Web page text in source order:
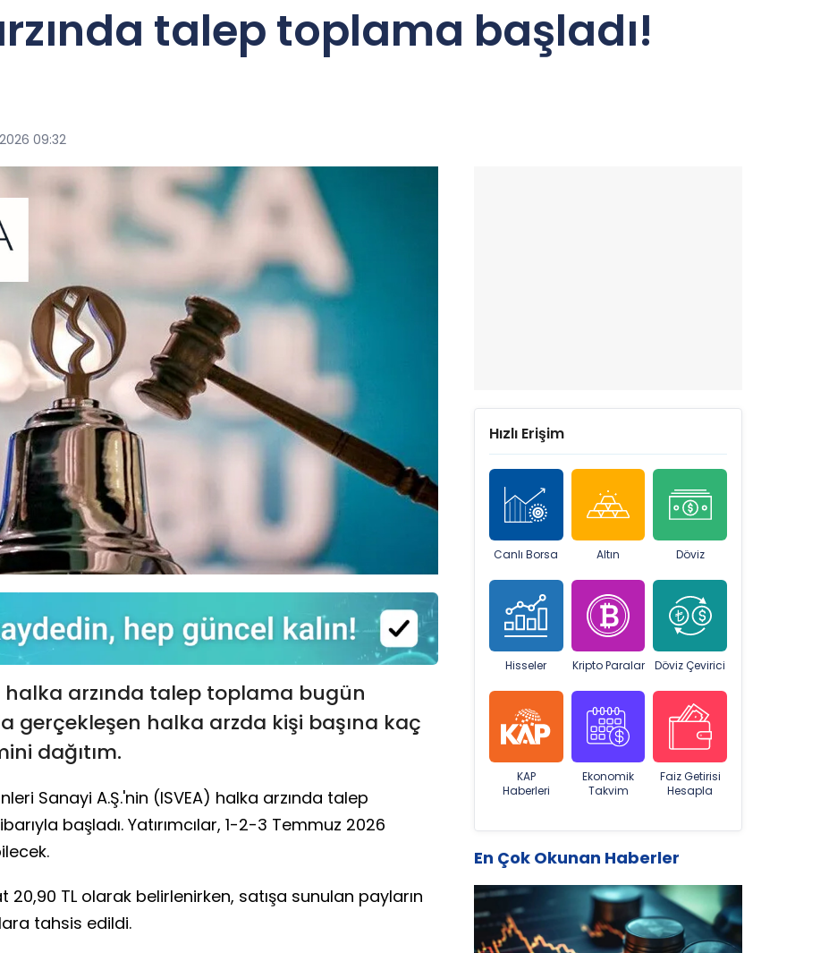
talep toplama başladı!
09:32
halka arzında talep toplama bugün
gerçekleşen halka arzda kişi başına kaç
dağıtım.
Sanayi A.Ş.'nin (ISVEA) halka arzında talep
başladı. Yatırımcılar, 1-2-3 Temmuz 2026
TL olarak belirlenirken, satışa sunulan payların
tahsis edildi.
Hızlı Erişim
Canlı Borsa Altın Döviz
Hisseler Kripto Paralar Döviz Çevirici
KAP
Haberleri
Ekonomik
Takvim
Faiz Getirisi
Hesapla
En Çok Okunan Haberler